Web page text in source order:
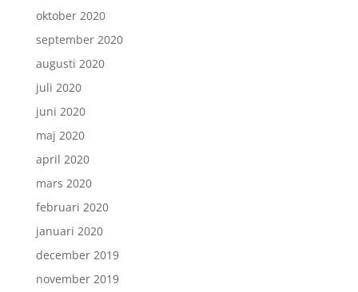
oktober 2020
september 2020
augusti 2020
juli 2020
juni 2020
maj 2020
april 2020
mars 2020
februari 2020
januari 2020
december 2019
november 2019